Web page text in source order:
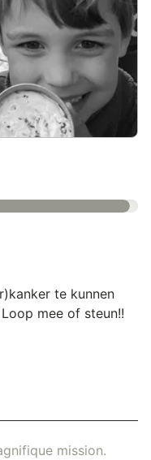
te kunnen
mee of steun!!
mission.